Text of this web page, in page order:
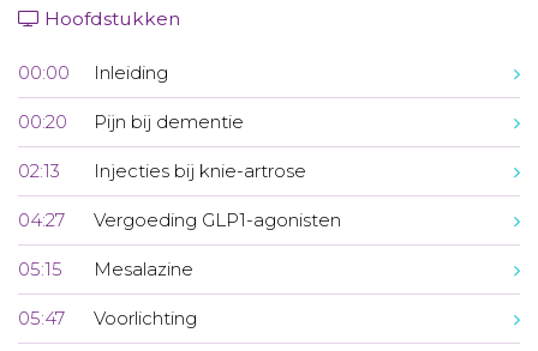
Hoofdstukken
00:00 Inleiding
00:20 Pijn bij dementie
02:13 Injecties bij knie-artrose
04:27 Vergoeding GLP1-agonisten
05:15 Mesalazine
05:47 Voorlichting